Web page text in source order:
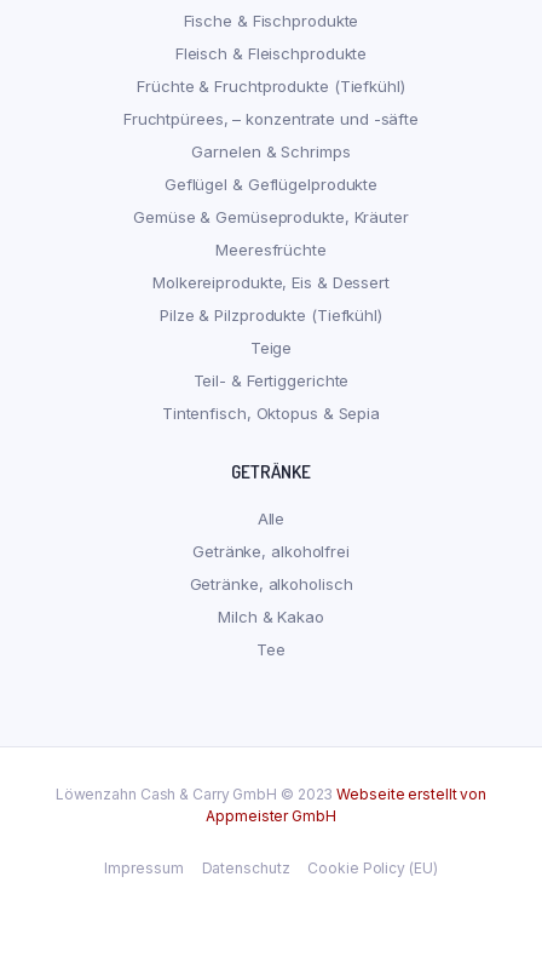
Fische & Fischprodukte
Fleisch & Fleischprodukte
Früchte & Fruchtprodukte (Tiefkühl)
Fruchtpürees, – konzentrate und -säfte
Garnelen & Schrimps
Geflügel & Geflügelprodukte
Gemüse & Gemüseprodukte, Kräuter
Meeresfrüchte
Molkereiprodukte, Eis & Dessert
Pilze & Pilzprodukte (Tiefkühl)
Teige
Teil- & Fertiggerichte
Tintenfisch, Oktopus & Sepia
GETRÄNKE
Alle
Getränke, alkoholfrei
Getränke, alkoholisch
Milch & Kakao
Tee
Löwenzahn Cash & Carry GmbH © 2023Webseite erstellt von
Appmeister GmbH
Impressum Datenschutz Cookie Policy (EU)